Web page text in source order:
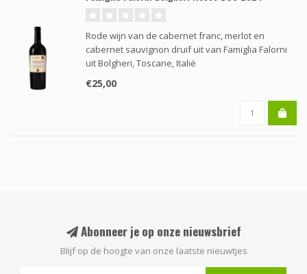
Rode wijn van de cabernet franc, merlot en
cabernet sauvignon druif uit van Famiglia Falorni
uit Bolgheri, Toscane, Italië
€25,00
Abonneer je op onze nieuwsbrief
Blijf op de hoogte van onze laatste nieuwtjes